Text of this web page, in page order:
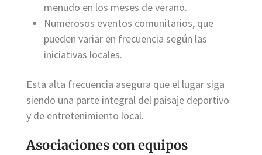
menudo en los meses de verano.
Numerosos eventos comunitarios, que
pueden variar en frecuencia según las
iniciativas locales.
Esta alta frecuencia asegura que el lugar siga
siendo una parte integral del paisaje deportivo
y de entretenimiento local.
Asociaciones con equipos